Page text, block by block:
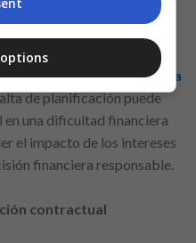
situaciones de
a una gestión más
puede ser una
de manera estratégica
de planificación puede
una dificultad financiera
el impacto de los intereses
financiera responsable.
contractual